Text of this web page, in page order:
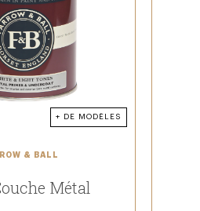
+ DE MODÈLES
& BALL
Métal